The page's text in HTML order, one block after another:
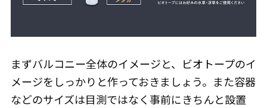
まずバルコニー全体のイメージと、ビオトープのイ
メージをしっかりと作っておきましょう。また容器
などのサイズは目測ではなく事前にきちんと設置